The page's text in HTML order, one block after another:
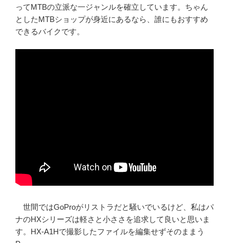
ってMTBの立派な一ジャンルを確立しています。ちゃん
としたMTBショップが身近にあるなら、誰にもおすすめ
できるバイクです。
世間ではGoProがリストラだと騒いでいるけど、私はパ
ナのHXシリーズは軽さと小ささを追求して良いと思いま
す。HX-A1Hで撮影したファイルを編集せずそのままう